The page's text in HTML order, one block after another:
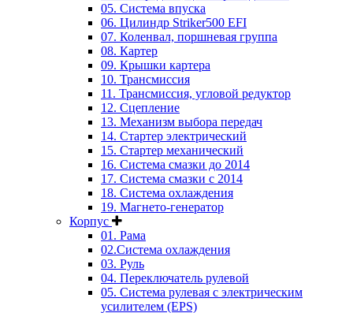
05. Система впуска
06. Цилиндр Striker500 EFI
07. Коленвал, поршневая группа
08. Картер
09. Крышки картера
10. Трансмиссия
11. Трансмиссия, угловой редуктор
12. Сцепление
13. Механизм выбора передач
14. Стартер электрический
15. Стартер механический
16. Система смазки до 2014
17. Система смазки c 2014
18. Система охлаждения
19. Магнето-генератор
Корпус
01. Рама
02.Система охлаждения
03. Руль
04. Переключатель рулевой
05. Система рулевая с электрическим
усилителем (EPS)